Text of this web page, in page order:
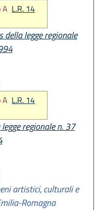
L.R. 14
della legge regionale
L.R. 14
regionale n. 37
artistici, culturali e
Romagna